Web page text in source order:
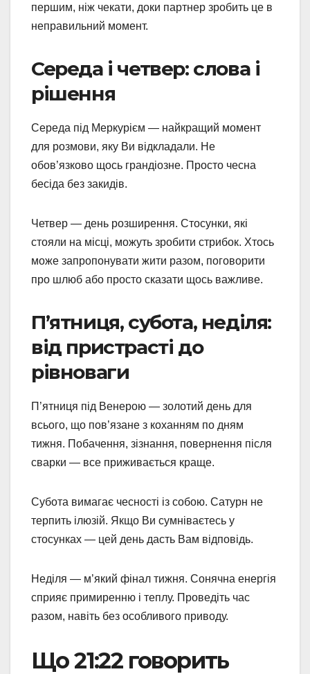
першим, ніж чекати, доки партнер зробить це в
неправильний момент.
Середа і четвер: слова і
рішення
Середа під Меркурієм — найкращий момент
для розмови, яку Ви відкладали. Не
обов’язково щось грандіозне. Просто чесна
бесіда без закидів.
Четвер — день розширення. Стосунки, які
стояли на місці, можуть зробити стрибок. Хтось
може запропонувати жити разом, поговорити
про шлюб або просто сказати щось важливе.
П’ятниця, субота, неділя:
від пристрасті до
рівноваги
П’ятниця під Венерою — золотий день для
всього, що пов’язане з коханням по дням
тижня. Побачення, зізнання, повернення після
сварки — все приживається краще.
Субота вимагає чесності із собою. Сатурн не
терпить ілюзій. Якщо Ви сумніваєтесь у
стосунках — цей день дасть Вам відповідь.
Неділя — м’який фінал тижня. Сонячна енергія
сприяє примиренню і теплу. Проведіть час
разом, навіть без особливого приводу.
Що 21:22 говорить